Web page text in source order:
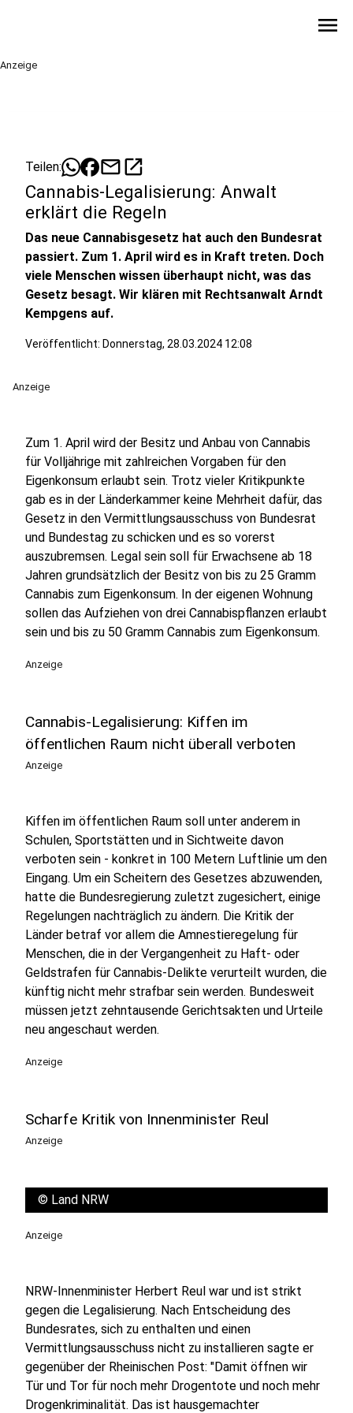
menu
Anzeige
Teilen: mailopen_in_new
Cannabis-Legalisierung: Anwalt
erklärt die Regeln
Das neue Cannabisgesetz hat auch den Bundesrat
passiert. Zum 1. April wird es in Kraft treten. Doch
viele Menschen wissen überhaupt nicht, was das
Gesetz besagt. Wir klären mit Rechtsanwalt Arndt
Kempgens auf.
Veröffentlicht: Donnerstag, 28.03.2024 12:08
Anzeige
Zum 1. April wird der Besitz und Anbau von Cannabis
für Volljährige mit zahlreichen Vorgaben für den
Eigenkonsum erlaubt sein. Trotz vieler Kritikpunkte
gab es in der Länderkammer keine Mehrheit dafür, das
Gesetz in den Vermittlungsausschuss von Bundesrat
und Bundestag zu schicken und es so vorerst
auszubremsen. Legal sein soll für Erwachsene ab 18
Jahren grundsätzlich der Besitz von bis zu 25 Gramm
Cannabis zum Eigenkonsum. In der eigenen Wohnung
sollen das Aufziehen von drei Cannabispflanzen erlaubt
sein und bis zu 50 Gramm Cannabis zum Eigenkonsum.
Anzeige
Cannabis-Legalisierung: Kiffen im
öffentlichen Raum nicht überall verboten
Anzeige
Kiffen im öffentlichen Raum soll unter anderem in
Schulen, Sportstätten und in Sichtweite davon
verboten sein - konkret in 100 Metern Luftlinie um den
Eingang. Um ein Scheitern des Gesetzes abzuwenden,
hatte die Bundesregierung zuletzt zugesichert, einige
Regelungen nachträglich zu ändern. Die Kritik der
Länder betraf vor allem die Amnestieregelung für
Menschen, die in der Vergangenheit zu Haft- oder
Geldstrafen für Cannabis-Delikte verurteilt wurden, die
künftig nicht mehr strafbar sein werden. Bundesweit
müssen jetzt zehntausende Gerichtsakten und Urteile
neu angeschaut werden.
Anzeige
Scharfe Kritik von Innenminister Reul
Anzeige
© Land NRW
Anzeige
NRW-Innenminister Herbert Reul war und ist strikt
gegen die Legalisierung. Nach Entscheidung des
Bundesrates, sich zu enthalten und einen
Vermittlungsausschuss nicht zu installieren sagte er
gegenüber der Rheinischen Post: "Damit öffnen wir
Tür und Tor für noch mehr Drogentote und noch mehr
Drogenkriminalität. Das ist hausgemachter